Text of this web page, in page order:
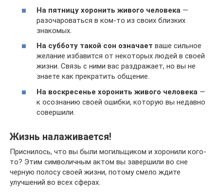
На пятницу хоронить живого человека —
разочароваться в ком-то из своих близких
знакомых.
На субботу такой сон означает ваше сильное
желание избавится от некоторых людей в своей
жизни. Связь с ними вас раздражает, но вы не
знаете как прекратить общение.
На воскресенье хоронить живого человека —
к осознанию своей ошибки, которую вы недавно
совершили.
Жизнь налаживается!
Приснилось, что вы были могильщиком и хоронили кого-
то? Этим символичным актом вы завершили во сне
черную полосу своей жизни, потому смело ждите
улучшений во всех сферах.